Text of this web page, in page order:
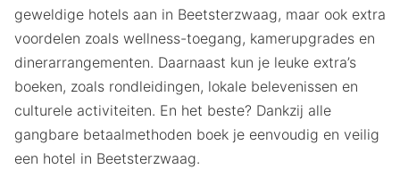
geweldige hotels aan in Beetsterzwaag, maar ook extra
voordelen zoals wellness-toegang, kamerupgrades en
dinerarrangementen. Daarnaast kun je leuke extra’s
boeken, zoals rondleidingen, lokale belevenissen en
culturele activiteiten. En het beste? Dankzij alle
gangbare betaalmethoden boek je eenvoudig en veilig
een hotel in Beetsterzwaag.